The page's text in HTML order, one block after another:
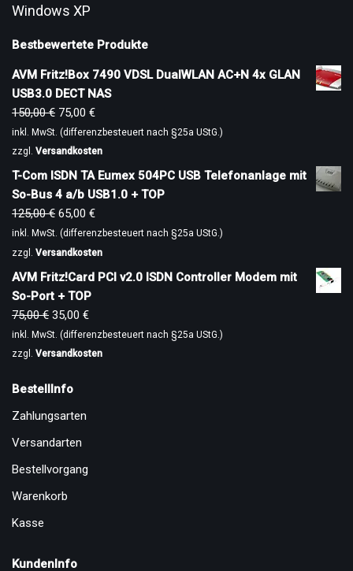
Windows XP
Bestbewertete Produkte
AVM Fritz!Box 7490 VDSL DualWLAN AC+N 4x GLAN
USB3.0 DECT NAS
150,00€ 75,00 €
inkl. MwSt. (differenzbesteuert nach §25a UStG.)
zzgl. Versandkosten
T-Com ISDN TA Eumex 504PC USB Telefonanlage mit
So-Bus 4 a/b USB1.0 + TOP
125,00€ 65,00 €
inkl. MwSt. (differenzbesteuert nach §25a UStG.)
zzgl. Versandkosten
AVM Fritz!Card PCI v2.0 ISDN Controller Modem mit
So-Port + TOP
75,00€ 35,00 €
inkl. MwSt. (differenzbesteuert nach §25a UStG.)
zzgl. Versandkosten
BestellInfo
Zahlungsarten
Versandarten
Bestellvorgang
Warenkorb
Kasse
KundenInfo